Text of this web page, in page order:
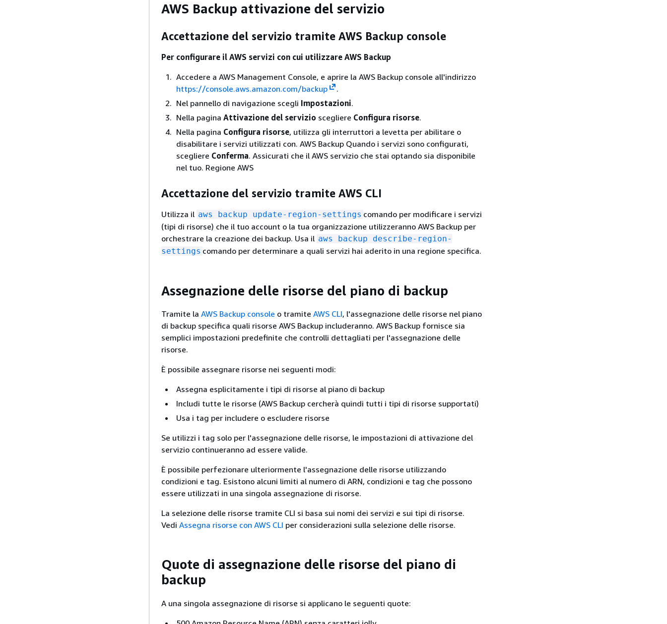
AWS Backup attivazione del servizio
Accettazione del servizio tramite AWS Backup console
Per configurare il AWS servizi con cui utilizzare AWS Backup
Accedere a AWS Management Console, e aprire la AWS Backup console all'indirizzo
https://console.aws.amazon.com/backup
.
Nel pannello di navigazione scegli Impostazioni.
Nella pagina Attivazione del servizio scegliere Configura risorse.
Nella pagina Configura risorse, utilizza gli interruttori a levetta per abilitare o
disabilitare i servizi utilizzati con. AWS Backup Quando i servizi sono configurati,
scegliere Conferma. Assicurati che il AWS servizio che stai optando sia disponibile
nel tuo. Regione AWS
Accettazione del servizio tramite AWS CLI
Utilizza il aws backup update-region-settings comando per modificare i servizi
(tipi di risorse) che il tuo account o la tua organizzazione utilizzeranno AWS Backup per
orchestrare la creazione dei backup. Usa il aws backup describe-region-
settings comando per determinare a quali servizi hai aderito in una regione specifica.
Assegnazione delle risorse del piano di backup
Tramite la AWS Backup console o tramite AWS CLI, l'assegnazione delle risorse nel piano
di backup specifica quali risorse AWS Backup includeranno. AWS Backup fornisce sia
semplici impostazioni predefinite che controlli dettagliati per l'assegnazione delle
risorse.
È possibile assegnare risorse nei seguenti modi:
Assegna esplicitamente i tipi di risorse al piano di backup
Includi tutte le risorse (AWS Backup cercherà quindi tutti i tipi di risorse supportati)
Usa i tag per includere o escludere risorse
Se utilizzi i tag solo per l'assegnazione delle risorse, le impostazioni di attivazione del
servizio continueranno ad essere valide.
È possibile perfezionare ulteriormente l'assegnazione delle risorse utilizzando
condizioni e tag. Esistono alcuni limiti al numero di ARN, condizioni e tag che possono
essere utilizzati in una singola assegnazione di risorse.
La selezione delle risorse tramite CLI si basa sui nomi dei servizi e sui tipi di risorse.
Vedi Assegna risorse con AWS CLI per considerazioni sulla selezione delle risorse.
Quote di assegnazione delle risorse del piano di
backup
A una singola assegnazione di risorse si applicano le seguenti quote: